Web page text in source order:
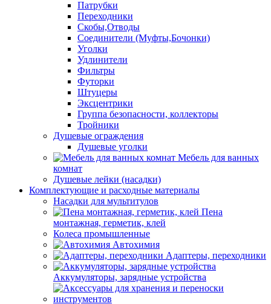
Патрубки
Переходники
Скобы,Отводы
Соединители (Муфты,Бочонки)
Уголки
Удлинители
Фильтры
Футорки
Штуцеры
Эксцентрики
Группа безопасности, коллекторы
Тройники
Душевые ограждения
Душевые уголки
Мебель для ванных
комнат
Душевые лейки (насадки)
Комплектующие и расходные материалы
Насадки для мультитулов
Пена
монтажная, герметик, клей
Колеса промышленные
Автохимия
Адаптеры, переходники
Аккумуляторы, зарядные устройства